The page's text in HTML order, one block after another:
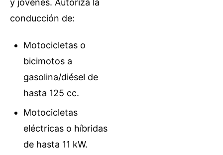
y jóvenes. Autoriza la
conducción de:
Motocicletas o
bicimotos a
gasolina/diésel de
hasta 125 cc.
Motocicletas
eléctricas o híbridas
de hasta 11 kW.